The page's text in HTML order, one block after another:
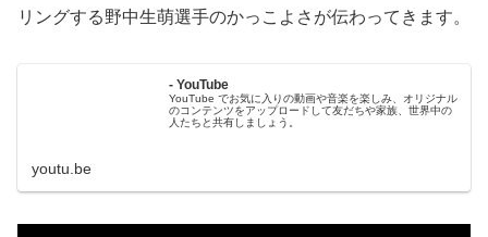
リングする野中生萌選手のかっこよさが伝わってきます。
- YouTube
YouTube でお気に入りの動画や音楽を楽しみ、オリジナル
のコンテンツをアップロードして友だちや家族、世界中の
人たちと共有しましょう。
youtu.be